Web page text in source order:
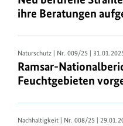
ihre Beratungen
Naturschutz | Nr. 009/25 |
Ramsar-
Feuchtgebieten
Nachhaltigkeit | Nr. 008/25 |